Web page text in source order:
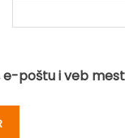
e-poštu i veb